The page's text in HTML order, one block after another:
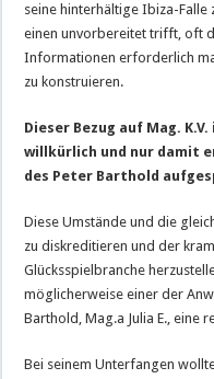
seine hinterhältige Ibiza-Falle
einen unvorbereitet trifft, oft
Informationen erforderlich
zu konstruieren.
Dieser Bezug auf Mag.
willkürlich und nur damit
des Peter Barthold
Diese Umstände und die
zu diskreditieren und der
Glücksspielbranche
möglicherweise einer der
Barthold, Mag.a Julia E., eine
Bei seinem Unterfangen